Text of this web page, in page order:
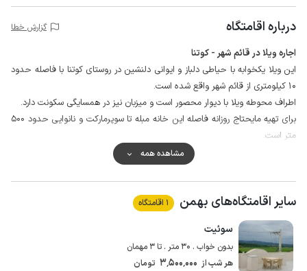
درباره اقامتگاه گزارش خطا
اجاره ویلا در قائم شهر - کوتنا
این ویلا یکخوابه با حیاطی دلباز و ایوانی دلنشین در روستای کوتنا با فاصله حدود
10 کیلومتری از قائم شهر واقع شده است.
اطراف محوطه ویلا با دیوار محصور است و میزبان نیز در همسایگی سکونت دارد.
برای تهیه مایحتاج روزانه فاصله این خانه مبله تا سوپرمارکت و نانوایی حدود 500
متر است.
آنتن دهی تلفن همراه برای دو اپراتور ایرانسل و همراه اول در مکالمه خوب و
پوشش اینترنت برای اپراتور ایرانسل به صورت 4g و همراه اول 3g می باشد.
پارک جنگلی و مرداب قادیکلا، پیست کارتینگ پارک سراج، تپه گردکوه قائم شهر از
جاذبه های گردشگری اطراف منطقه می باشد.
مشاهده همه
سایر اقامتگاه‌های بهمن 1 اقامتگاه
سوئیت
بدون خواب . 30 متر . تا 3 مهمان
هر شب از 3٬500٬000 تومان